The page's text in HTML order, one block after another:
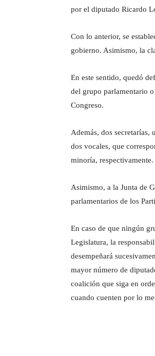
por el diputado Ricardo
Con lo anterior, se
gobierno. Asimismo, la
En este sentido, quedó
del grupo parlamentario
Congreso.
Además, dos
dos vocales, que
minoría, respectivamente.
Asimismo, a la Junta de
parlamentarios de los
En caso de que ningún
Legislatura, la
desempeñará
mayor número de
coalición que siga en
cuando cuenten por lo